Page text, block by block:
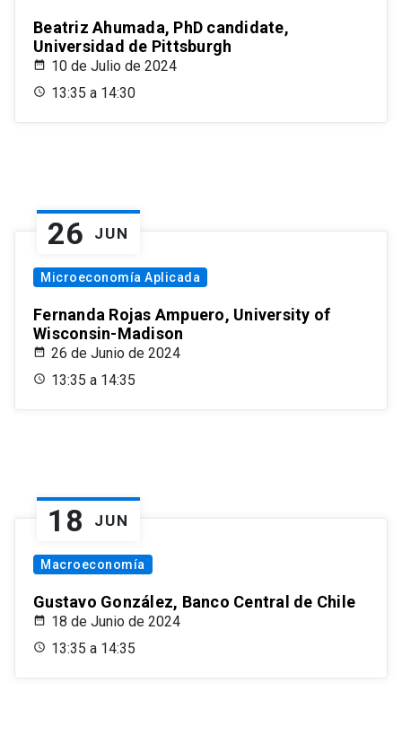
Beatriz Ahumada, PhD candidate,
Universidad de Pittsburgh
10 de Julio de 2024
13:35 a 14:30
26 JUN
Microeconomía Aplicada
Fernanda Rojas Ampuero, University of
Wisconsin-Madison
26 de Junio de 2024
13:35 a 14:35
18 JUN
Macroeconomía
Gustavo González, Banco Central de Chile
18 de Junio de 2024
13:35 a 14:35